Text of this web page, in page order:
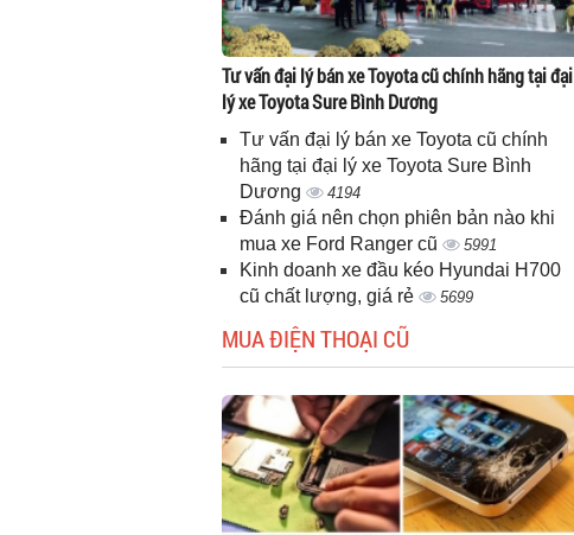
Tư vấn đại lý bán xe Toyota cũ chính hãng tại đại
lý xe Toyota Sure Bình Dương
Tư vấn đại lý bán xe Toyota cũ chính
hãng tại đại lý xe Toyota Sure Bình
Dương
4194
Đánh giá nên chọn phiên bản nào khi
mua xe Ford Ranger cũ
5991
Kinh doanh xe đầu kéo Hyundai H700
cũ chất lượng, giá rẻ
5699
MUA ĐIỆN THOẠI CŨ